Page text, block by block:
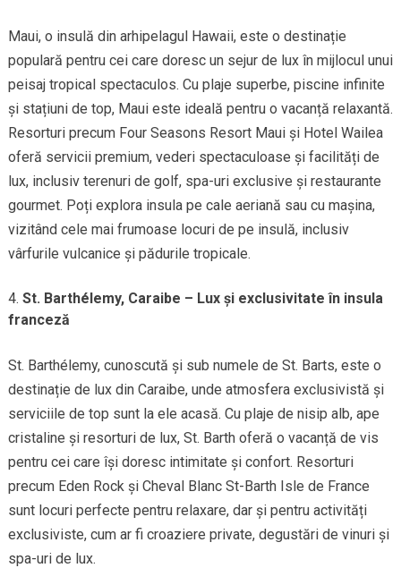
Maui, o insulă din arhipelagul Hawaii, este o destinație
populară pentru cei care doresc un sejur de lux în mijlocul unui
peisaj tropical spectaculos. Cu plaje superbe, piscine infinite
și stațiuni de top, Maui este ideală pentru o vacanță relaxantă.
Resorturi precum Four Seasons Resort Maui și Hotel Wailea
oferă servicii premium, vederi spectaculoase și facilități de
lux, inclusiv terenuri de golf, spa-uri exclusive și restaurante
gourmet. Poți explora insula pe cale aeriană sau cu mașina,
vizitând cele mai frumoase locuri de pe insulă, inclusiv
vârfurile vulcanice și pădurile tropicale.
St. Barthélemy, Caraibe – Lux și exclusivitate în insula
franceză
St. Barthélemy, cunoscută și sub numele de St. Barts, este o
destinație de lux din Caraibe, unde atmosfera exclusivistă și
serviciile de top sunt la ele acasă. Cu plaje de nisip alb, ape
cristaline și resorturi de lux, St. Barth oferă o vacanță de vis
pentru cei care își doresc intimitate și confort. Resorturi
precum Eden Rock și Cheval Blanc St-Barth Isle de France
sunt locuri perfecte pentru relaxare, dar și pentru activități
exclusiviste, cum ar fi croaziere private, degustări de vinuri și
spa-uri de lux.